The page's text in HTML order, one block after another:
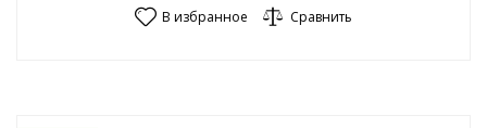
В избранное Сравнить